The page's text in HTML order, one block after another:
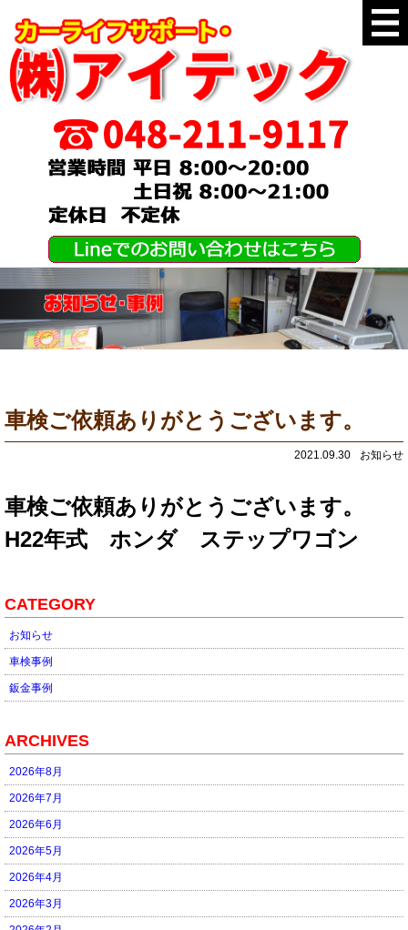
車検ご依頼ありがとうございます。
2021.09.30 お知らせ
車検ご依頼ありがとうございます。
H22年式 ホンダ ステップワゴン
CATEGORY
お知らせ
車検事例
鈑金事例
ARCHIVES
2026年8月
2026年7月
2026年6月
2026年5月
2026年4月
2026年3月